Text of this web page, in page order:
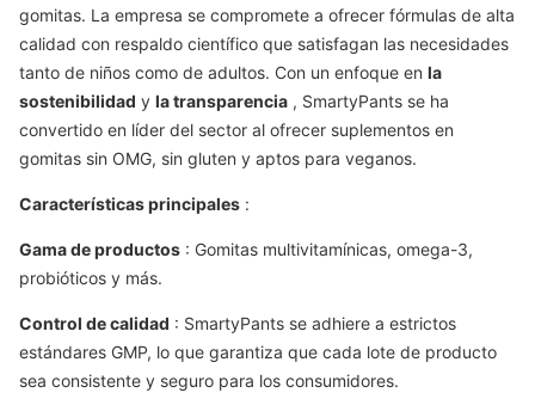
gomitas. La empresa se compromete a ofrecer fórmulas de alta
calidad con respaldo científico que satisfagan las necesidades
tanto de niños como de adultos. Con un enfoque en la
sostenibilidad y la transparencia , SmartyPants se ha
convertido en líder del sector al ofrecer suplementos en
gomitas sin OMG, sin gluten y aptos para veganos.
Características principales :
Gama de productos : Gomitas multivitamínicas, omega-3,
probióticos y más.
Control de calidad : SmartyPants se adhiere a estrictos
estándares GMP, lo que garantiza que cada lote de producto
sea consistente y seguro para los consumidores.